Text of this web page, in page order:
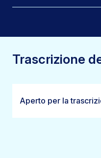
Trascrizione
Aperto per la